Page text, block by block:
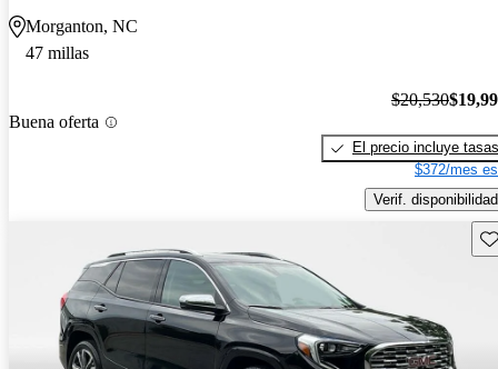
Morganton, NC
47 millas
Buena oferta
$20,530
El precio incluye tasas
$372/mes
Verif. disponibilidad